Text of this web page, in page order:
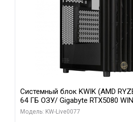
Системный блок KWIK (AMD
64 ГБ ОЗУ/ Gigabyte RTX5080
16GB GDDR7 256b/ 960 ГБ SSD)
Модель: KW-Live0077